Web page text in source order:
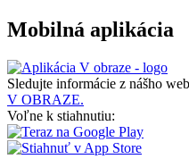
Mobilná aplikácia
Sledujte informácie z nášho
V OBRAZE.
Voľne k stiahnutiu: